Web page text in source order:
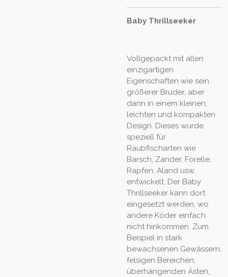
Baby Thrillseeker
Vollgepackt mit allen
einzigartigen
Eigenschaften wie sein
größerer Bruder, aber
dann in einem kleinen,
leichten und kompakten
Design. Dieses wurde
speziell für
Raubfischarten wie
Barsch, Zander, Forelle,
Rapfen, Aland usw.
entwickelt. Der Baby
Thrillseeker kann dort
eingesetzt werden, wo
andere Köder einfach
nicht hinkommen. Zum
Beispiel in stark
bewachsenen Gewässern,
felsigen Bereichen,
überhängenden Ästen,